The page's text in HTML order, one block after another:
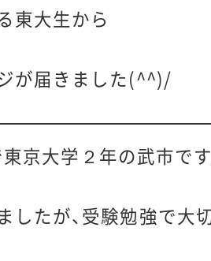
東大生から
が届きました(^^)/
京大学２年の武市です
したが、受験勉強で大